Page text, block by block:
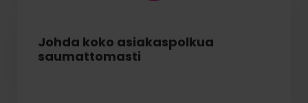
Johda koko asiakaspolkua
saumattomasti